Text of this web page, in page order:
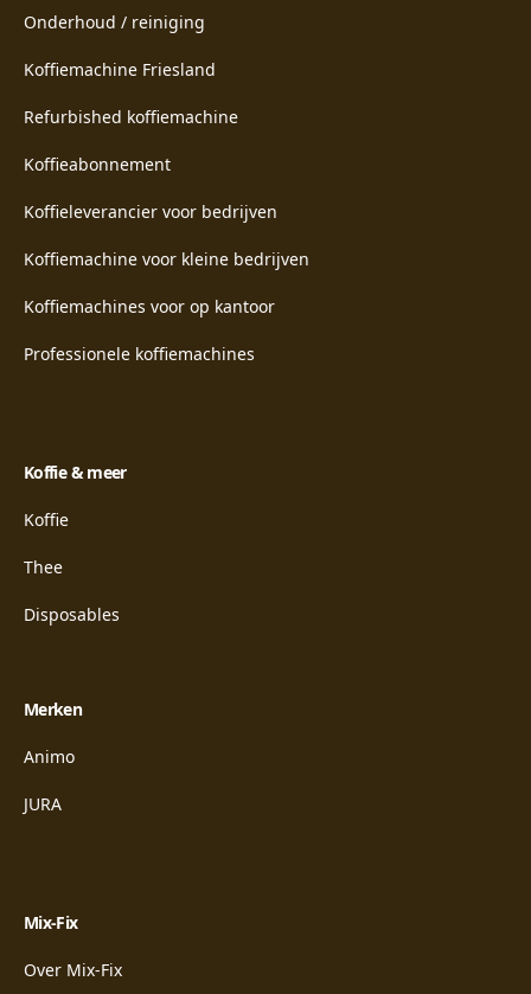
Onderhoud / reiniging
Koffiemachine Friesland
Refurbished koffiemachine
Koffieabonnement
Koffieleverancier voor bedrijven
Koffiemachine voor kleine bedrijven
Koffiemachines voor op kantoor
Professionele koffiemachines
Koffie & meer
Koffie
Thee
Disposables
Merken
Animo
JURA
Mix-Fix
Over Mix-Fix